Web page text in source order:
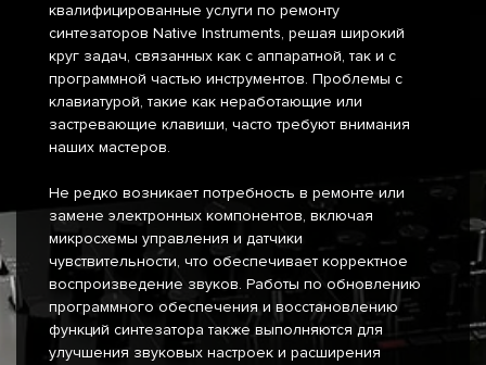
квалифицированные услуги по ремонту
синтезаторов Native Instruments, решая широкий
круг задач, связанных как с аппаратной, так и с
программной частью инструментов. Проблемы с
клавиатурой, такие как неработающие или
застревающие клавиши, часто требуют внимания
наших мастеров.
Не редко возникает потребность в ремонте или
замене электронных компонентов, включая
микросхемы управления и датчики
чувствительности, что обеспечивает корректное
воспроизведение звуков. Работы по обновлению
программного обеспечения и восстановлению
функций синтезатора также выполняются для
улучшения звуковых настроек и расширения